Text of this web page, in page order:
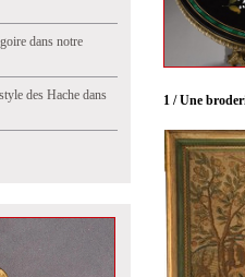
dans notre
des Hache dans
1 / Une